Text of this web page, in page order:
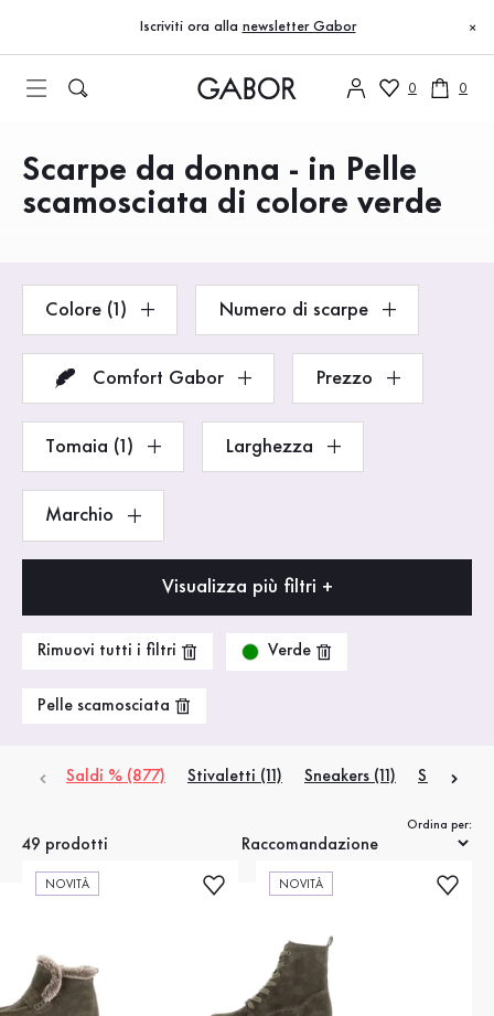
Vai al contenuto principale
Vai alla navigazione principale
Iscriviti ora alla newsletter Gabor ×
0 0
Prodotti
Scarpe da donna - in Pelle
scamosciata di colore verde
Colore (1) Numero di scarpe
Comfort Gabor Prezzo
Tomaia (1) Larghezza
Marchio
Visualizza più filtri +
Rimuovi tutti i filtri Verde
Pelle scamosciata
Saldi % (877) Stivaletti (11) Sneakers (11) Scarpe
49 prodotti
Ordina per:
NOVITÀ NOVITÀ